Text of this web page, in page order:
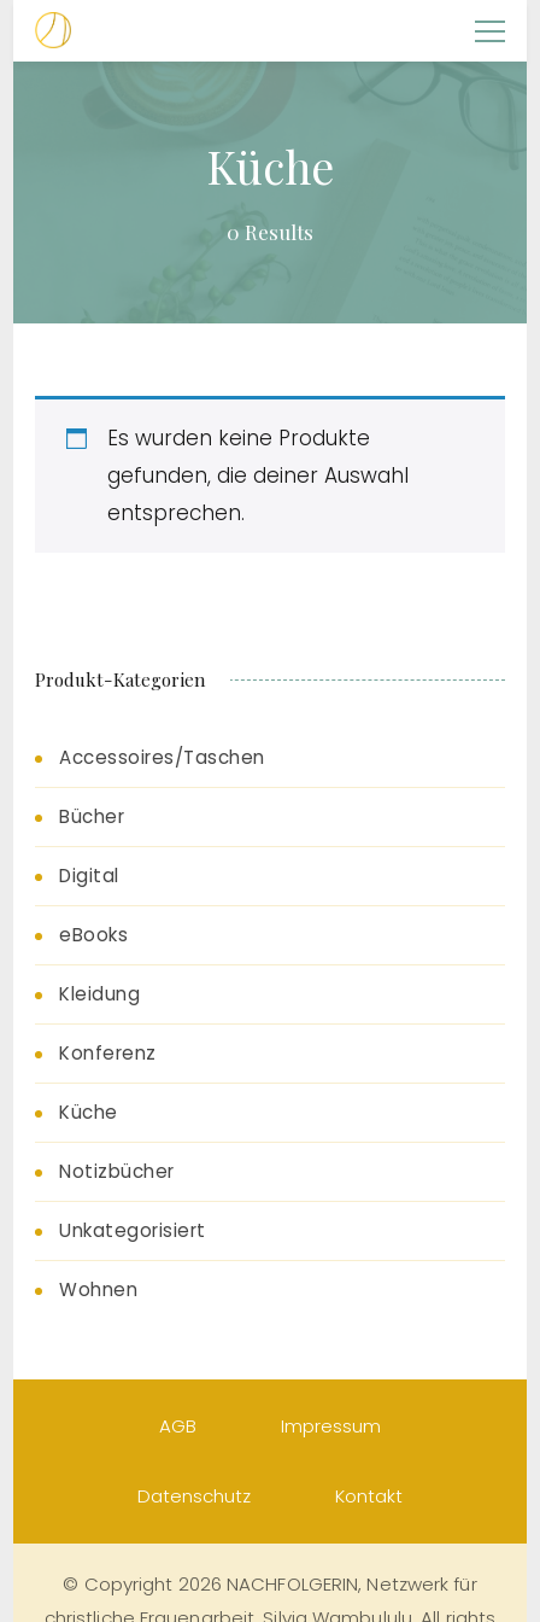
NACHFOLGERIN
Christliche Frauenarbeit
Küche
0 Results
Es wurden keine Produkte
gefunden, die deiner Auswahl
entsprechen.
Produkt-Kategorien
Accessoires/Taschen
Bücher
Digital
eBooks
Kleidung
Konferenz
Küche
Notizbücher
Unkategorisiert
Wohnen
AGB Impressum
Datenschutz Kontakt
© Copyright 2026 NACHFOLGERIN, Netzwerk für